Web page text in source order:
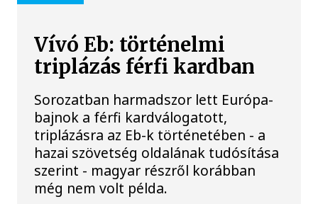
Vívó Eb: történelmi
triplázás férfi kardban
Sorozatban harmadszor lett Európa-
bajnok a férfi kardválogatott,
triplázásra az Eb-k történetében - a
hazai szövetség oldalának tudósítása
szerint - magyar részről korábban
még nem volt példa.